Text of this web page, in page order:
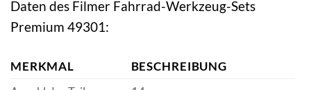
Daten des Filmer Fahrrad-Werkzeug-Sets
Premium 49301:
MERKMAL
BESCHREIBUNG